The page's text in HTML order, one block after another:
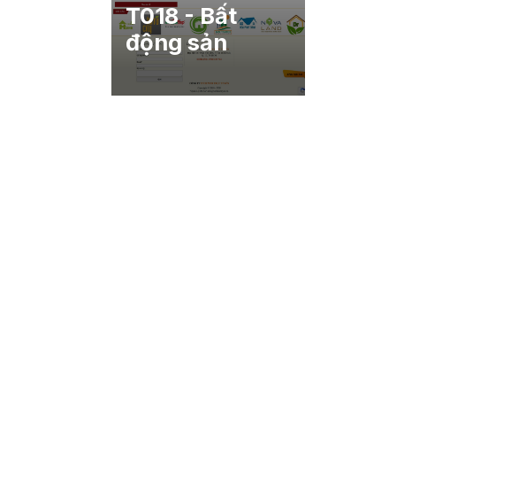
T018 - Bất
động sản